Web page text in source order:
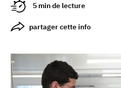
5 min de lecture
partager cette info